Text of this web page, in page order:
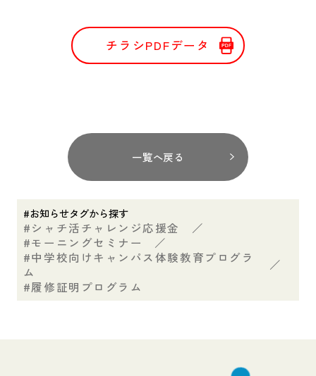
チラシPDFデータ
一覧へ戻る
#お知らせタグから探す
シャチ活チャレンジ応援金
／
モーニングセミナー
／
中学校向けキャンパス体験教育プログラ
ム
／
履修証明プログラム